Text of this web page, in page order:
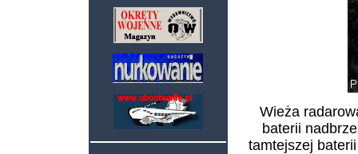
Wieża
baterii
tamtejszej